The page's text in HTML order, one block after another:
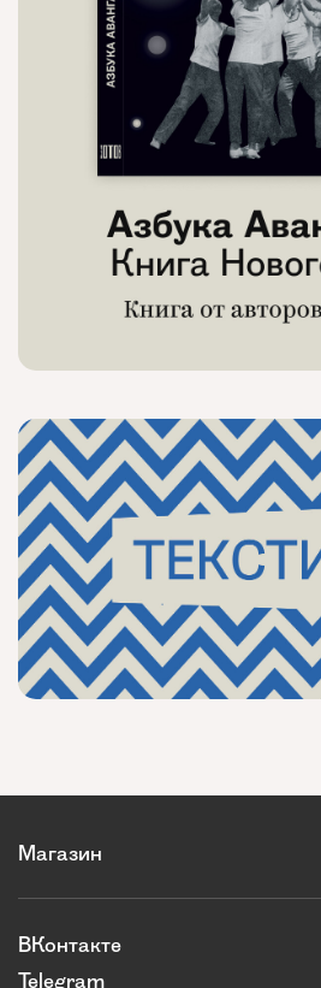
Магазин
ВКонтакте
Telegram